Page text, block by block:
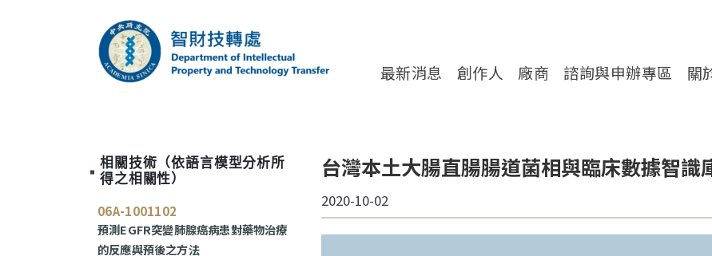
中央研究院智財技轉處對外服務網
最新消息 創作人 廠商 諮詢與申辦專區 關
相關技術（依語言模型分析所
得之相關性）
06A-1001102
預測EGFR突變肺腺癌病患對藥物治療
的反應與預後之方法
台灣本土大腸直腸腸道菌相與臨床數據智識
2020-10-02